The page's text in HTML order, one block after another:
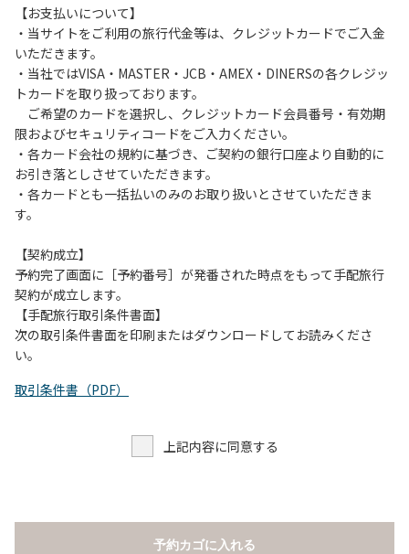
オートキャンプサイトはペット同伴でご利用が可能です。な
おペットを同伴する場合、下記事項を遵守ください。
１.施設内での、ペットのノーリードは禁止です。
２.糞尿の放置は禁止です。飼い主が責任を持って処理してく
ださい。
３.ペットの無駄吠え等の行為が、他の利用者の迷惑になると
判断した場合、ご利用をお断りする場合があります。
【お支払いについて】
・当サイトをご利用の旅行代金等は、クレジットカードでご入金
いただきます。
・当社ではVISA・MASTER・JCB・AMEX・DINERSの各クレジッ
トカードを取り扱っております。
ご希望のカードを選択し、クレジットカード会員番号・有効期
限およびセキュリティコードをご入力ください。
・各カード会社の規約に基づき、ご契約の銀行口座より自動的に
お引き落としさせていただきます。
・各カードとも一括払いのみのお取り扱いとさせていただきま
す。
【契約成立】
予約完了画面に［予約番号］が発番された時点をもって手配旅行
契約が成立します。
【手配旅行取引条件書面】
次の取引条件書面を印刷またはダウンロードしてお読みくださ
い。
取引条件書（PDF）
上記内容に同意する
予約カゴに入れる